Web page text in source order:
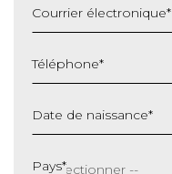
Courrier électronique*
Téléphone*
Date de naissance*
slash
Pays*